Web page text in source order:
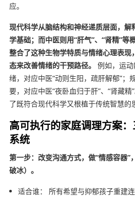
应。
现代科学从脑结构和神经递质层面，解
学基础；而中医则用“肝气”、“肾精”等
整合了这种生物学特质与情绪心理表现
态来改善情绪的干预路径。
例如，运
绪，对应中医“动则生阳，疏肝解郁”；
要，对应中医“夜卧血归于肝”、“肾藏
了既符合现代科学又根植于传统智慧的
高可执行的家庭调理方案
系统
第一步：改变沟通方式，做“情感容器”
破冰）。
适合谁： 所有希望与抑郁孩子重建连